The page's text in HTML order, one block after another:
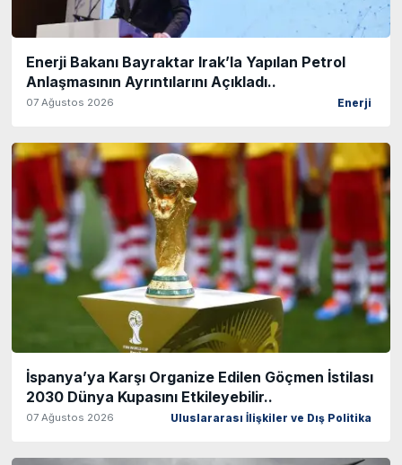
Enerji Bakanı Bayraktar Irak’la Yapılan Petrol
Anlaşmasının Ayrıntılarını Açıkladı..
07 Ağustos 2026 Enerji
İspanya’ya Karşı Organize Edilen Göçmen İstilası
2030 Dünya Kupasını Etkileyebilir..
07 Ağustos 2026 Uluslararası İlişkiler ve Dış Politika